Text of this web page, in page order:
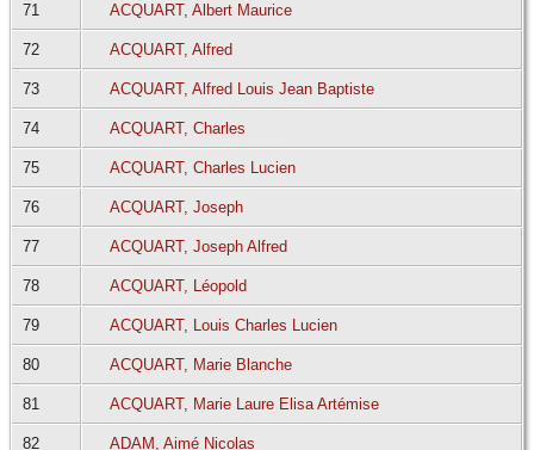
71 ACQUART, Albert Maurice
72 ACQUART, Alfred
73 ACQUART, Alfred Louis Jean Baptiste
74 ACQUART, Charles
75 ACQUART, Charles Lucien
76 ACQUART, Joseph
77 ACQUART, Joseph Alfred
78 ACQUART, Léopold
79 ACQUART, Louis Charles Lucien
80 ACQUART, Marie Blanche
81 ACQUART, Marie Laure Elisa Artémise
82 ADAM, Aimé Nicolas